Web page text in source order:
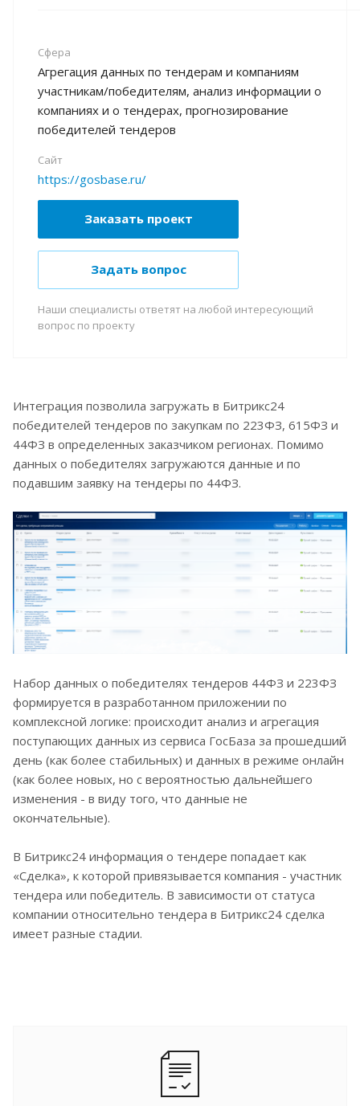
Сфера
Агрегация данных по тендерам и компаниям
участникам/победителям, анализ информации о
компаниях и о тендерах, прогнозирование
победителей тендеров
Сайт
https://gosbase.ru/
Заказать проект
Задать вопрос
Наши специалисты ответят на любой интересующий
вопрос по проекту
Интеграция позволила загружать в Битрикс24
победителей тендеров по закупкам по 223ФЗ, 615ФЗ и
44ФЗ в определенных заказчиком регионах. Помимо
данных о победителях загружаются данные и по
подавшим заявку на тендеры по 44ФЗ.
Набор данных о победителях тендеров 44ФЗ и 223ФЗ
формируется в разработанном приложении по
комплексной логике: происходит анализ и агрегация
поступающих данных из сервиса ГосБаза за прошедший
день (как более стабильных) и данных в режиме онлайн
(как более новых, но с вероятностью дальнейшего
изменения - в виду того, что данные не
окончательные).
В Битрикс24 информация о тендере попадает как
«Сделка», к которой привязывается компания - участник
тендера или победитель. В зависимости от статуса
компании относительно тендера в Битрикс24 сделка
имеет разные стадии.